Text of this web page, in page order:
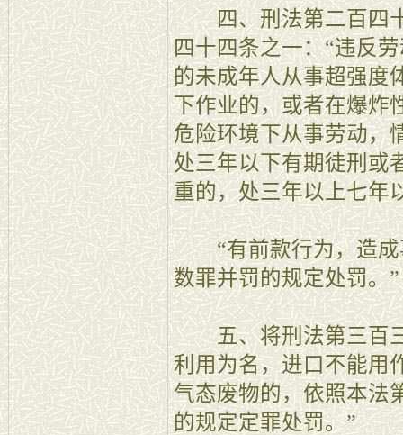
四、刑法第二百四十
四十四条之一：“违反
的未成年人从事超强度
下作业的，或者在爆炸
危险环境下从事劳动，
处三年以下有期徒刑或
重的，处三年以上七年
“有前款行为，造成
数罪并罚的规定处罚
五、将刑法第三百三
利用为名，进口不能用
气态废物的，依照本法
的规定定罪处罚。”